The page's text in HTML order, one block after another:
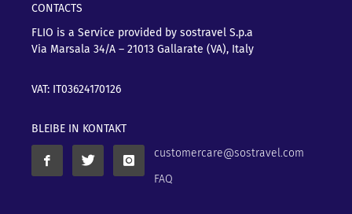
CONTACTS
FLIO is a Service provided by sostravel S.p.a
Via Marsala 34/A – 21013 Gallarate (VA), Italy
VAT: IT03624170126
BLEIBE IN KONTAKT
customercare@sostravel.com
FAQ